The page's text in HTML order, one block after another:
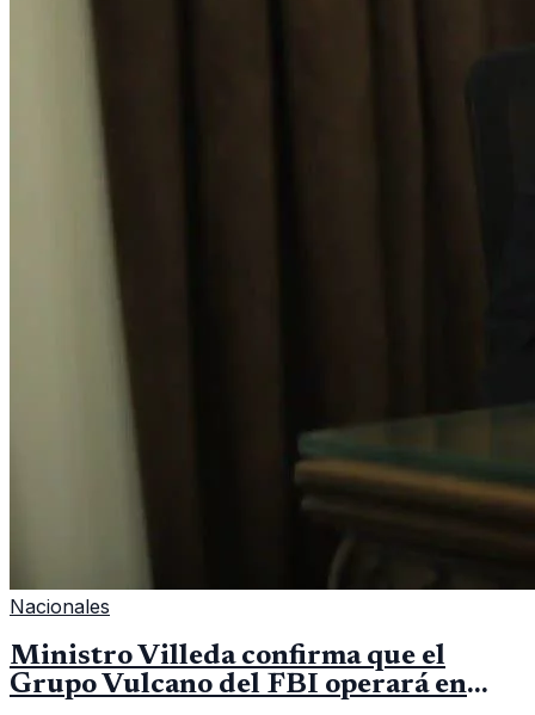
Nacionales
Ministro Villeda confirma que el
Grupo Vulcano del FBI operará en